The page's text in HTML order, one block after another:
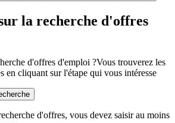
la recherche d'offres
d'offres d'emploi ?Vous trouverez les
en cliquant sur l'étape qui vous intéresse
d'offres, vous devez saisir au moins